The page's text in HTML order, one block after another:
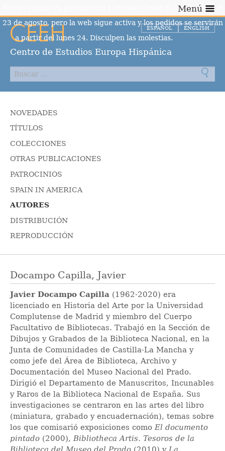
Centro de Estudios Europa Hispánica
ESPAÑOL ENGLISH
Menú
NOVEDADES
TÍTULOS
COLECCIONES
OTRAS PUBLICACIONES
PATROCINIOS
SPAIN IN AMERICA
AUTORES
DISTRIBUCIÓN
REPRODUCCIÓN
Docampo Capilla, Javier
Javier Docampo Capilla (1962-2020) era
licenciado en Historia del Arte por la Universidad
Complutense de Madrid y miembro del Cuerpo
Facultativo de Bibliotecas. Trabajó en la Sección de
Dibujos y Grabados de la Biblioteca Nacional, en la
Junta de Comunidades de Castilla-La Mancha y
como jefe del Área de Biblioteca, Archivo y
Documentación del Museo Nacional del Prado.
Dirigió el Departamento de Manuscritos, Incunables
y Raros de la Biblioteca Nacional de España. Sus
investigaciones se centraron en las artes del libro
(miniatura, grabado y encuadernación), temas sobre
los que comisarió exposiciones como El documento
pintado (2000), Bibliotheca Artis. Tesoros de la
Nuestro almacén permanecerá cerrado desde el día 10 hasta el
23 de agosto, pero la web sigue activa y los pedidos se servirán
a partir del lunes 24. Disculpen las molestias.